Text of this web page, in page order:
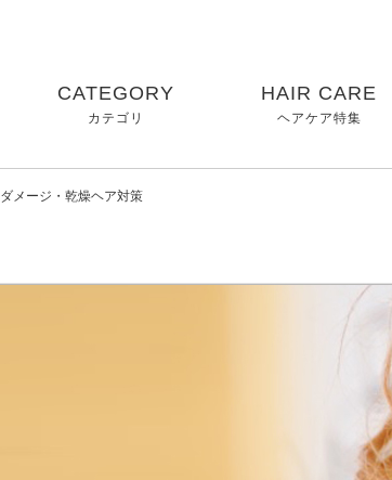
CATEGORY
カテゴリ
HAIR CARE
ヘアケア特集
ダメージ・乾燥ヘア対策